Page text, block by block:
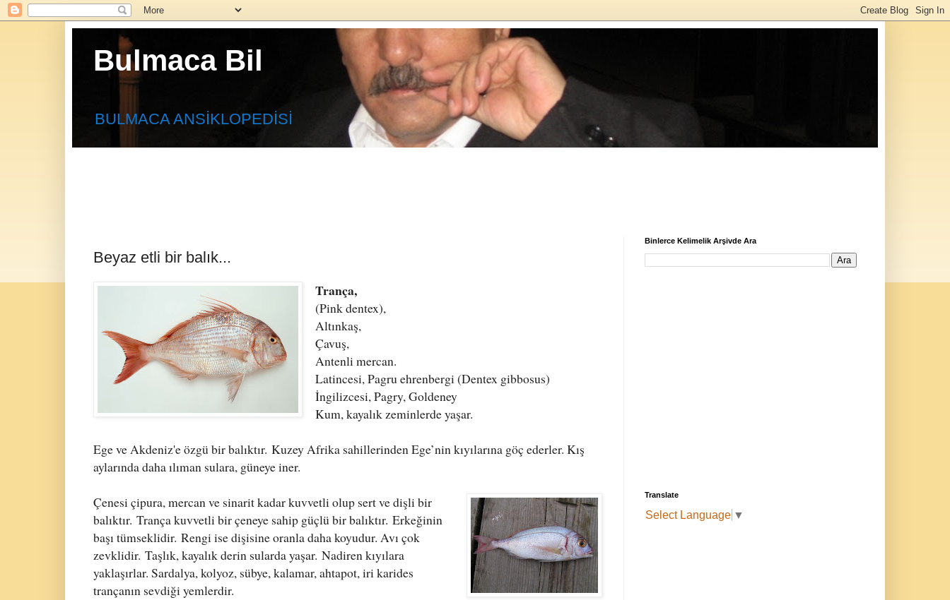
Bulmaca Bil
BULMACA ANSİKLOPEDİSİ
Beyaz etli bir balık...
Trança,
(Pink dentex),
Altınkaş,
Çavuş,
Antenli mercan.
Latincesi, Pagru ehrenbergi (Dentex gibbosus)
İngilizcesi, Pagry, Goldeney
Kum, kayalık zeminlerde yaşar.
Ege ve Akdeniz'e özgü bir balıktır. Kuzey Afrika sahillerinden Ege’nin kıyılarına göç ederler. Kış
aylarında daha ılıman sulara, güneye iner.
Çenesi çipura, mercan ve sinarit kadar kuvvetli olup sert ve dişli bir
balıktır. Trança kuvvetli bir çeneye sahip güçlü bir balıktır. Erkeğinin
başı tümseklidir. Rengi ise dişisine oranla daha koyudur. Avı çok
zevklidir. Taşlık, kayalık derin sularda yaşar. Nadiren kıyılara
yaklaşırlar. Sardalya, kolyoz, sübye, kalamar, ahtapot, iri karides
trançanın sevdiği yemlerdir.
Binlerce Kelimelik Arşivde Ara
Translate
Select Language ▼